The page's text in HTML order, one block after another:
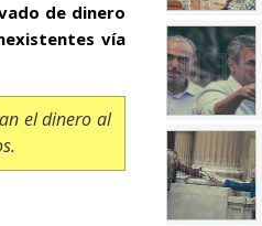
de dinero
vía
el dinero al